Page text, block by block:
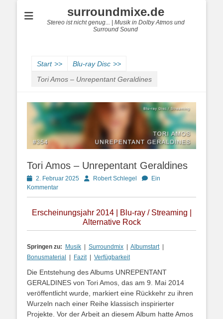
surroundmixe.de
Stereo ist nicht genug... | Musik in Dolby Atmos und
Surround Sound
Start >> Blu-ray Disc >>
Tori Amos – Unrepentant Geraldines
Tori Amos – Unrepentant Geraldines
Posted
on
2. Februar 2025 AutorRobert Schlegel
Ein
Kommentar
Erscheinungsjahr 2014 | Blu-ray / Streaming |
Alternative Rock
Springen zu: Musik Surroundmix Albumstart|
Bonusmaterial
Fazit| Verfügbarkeit
Die Entstehung des Albums UNREPENTANT
GERALDINES von Tori Amos, das am 9. Mai 2014
veröffentlicht wurde, markiert eine Rückkehr zu ihren
Wurzeln nach einer Reihe klassisch inspirierter
Projekte. Vor der Arbeit an diesem Album hatte Amos